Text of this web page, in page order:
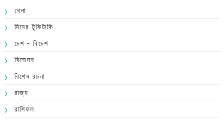
খেলা
দিনের টুকিটাকি
দেশ - বিদেশ
বিনোদন
বিশেষ রচনা
রাজ্য
রাশিফল